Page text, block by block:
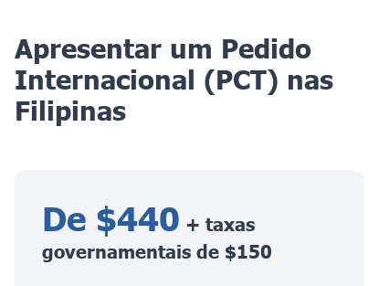
Apresentar um Pedido
Internacional (PCT) nas
Filipinas
De $440 + taxas
governamentais de $150